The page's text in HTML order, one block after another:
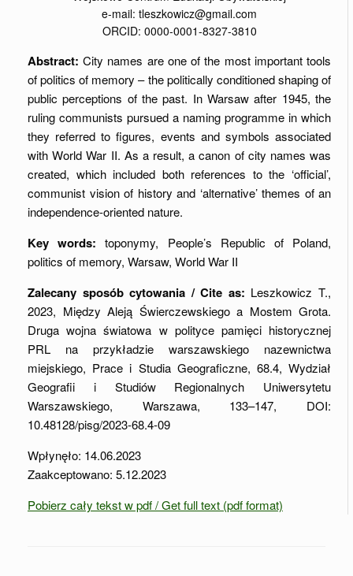
e-mail: tleszkowicz@gmail.com
ORCID: 0000-0001-8327-3810
Abstract: City names are one of the most important tools
of politics of memory – the politically conditioned shaping of
public perceptions of the past. In Warsaw after 1945, the
ruling communists pursued a naming programme in which
they referred to figures, events and symbols associated
with World War II. As a result, a canon of city names was
created, which included both references to the ‘official’,
communist vision of history and ‘alternative’ themes of an
independence-oriented nature.
Key words: toponymy, People’s Republic of Poland,
politics of memory, Warsaw, World War II
Zalecany sposób cytowania / Cite as: Leszkowicz T.,
2023, Między Aleją Świerczewskiego a Mostem Grota.
Druga wojna światowa w polityce pamięci historycznej
PRL na przykładzie warszawskiego nazewnictwa
miejskiego, Prace i Studia Geograficzne, 68.4, Wydział
Geografii i Studiów Regionalnych Uniwersytetu
Warszawskiego, Warszawa, 133–147, DOI:
10.48128/pisg/2023-68.4-09
Wpłynęło: 14.06.2023
Zaakceptowano: 5.12.2023
Pobierz cały tekst w pdf / Get full text (pdf format)